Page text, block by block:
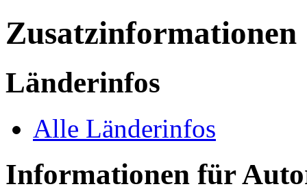
Zusatzinformationen
Länderinfos
Alle Länderinfos
Informationen für